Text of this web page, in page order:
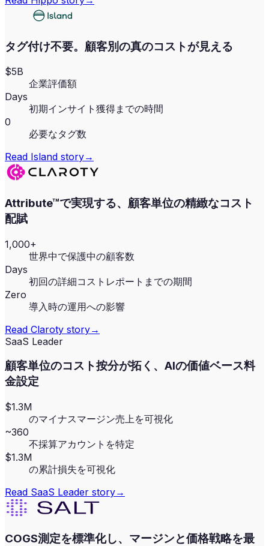
タグ付け不要。顧客別の真のコストが見える
$5B
企業評価額
Days
初期インサイト獲得までの時間
0
必要なタグ数
Read Island story→
Attribute™で実現する、顧客単位の精緻なコスト
配賦
1,000+
世界中で保護中の顧客数
Days
初回の詳細コストレポートまでの期間
Zero
導入時の運用への影響
Read Claroty story→
SaaS Leader
顧客単位のコスト按分が拓く、AIの価値ベース料
金設定
$1.3M
のマイナスマージン売上を可視化
~360
不採算アカウントを特定
$1.3M
の累計損失を可視化
Read SaaS Leader story→
COGS測定を標準化し、マージンと価格戦略を最